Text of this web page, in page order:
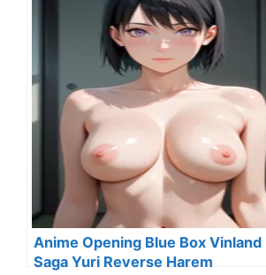
Anime Opening Blue Box Vinland
Saga Yuri Reverse Harem